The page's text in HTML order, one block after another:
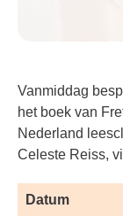
Vanmiddag
het boek van
Nederland
Celeste Reiss,
Datum